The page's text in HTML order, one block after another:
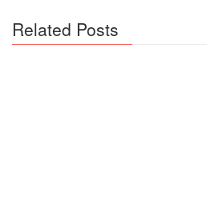
Related Posts